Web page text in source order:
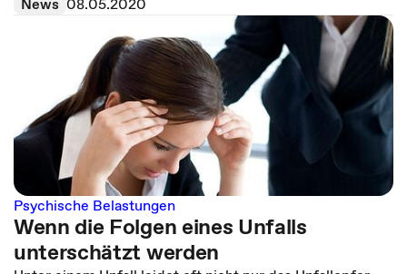
Psychische Belastungen
Wenn die Folgen eines Unfalls
unterschätzt werden